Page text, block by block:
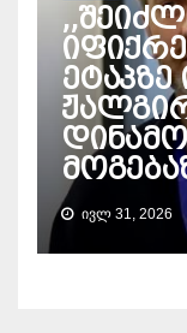
ეტაპზე
ᲘᲕᲚ 31, 2026